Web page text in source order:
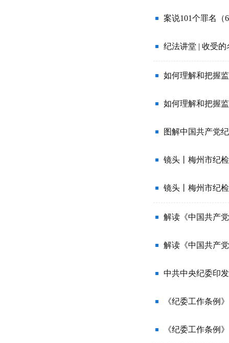
案说101个罪名（
纪法讲堂 | 收受
图解中国共产党
镜头丨梅州市纪
镜头丨梅州市纪
解读《中国共产
解读《中国共产
中共中央纪委印
《纪委工作条例
《纪委工作条例